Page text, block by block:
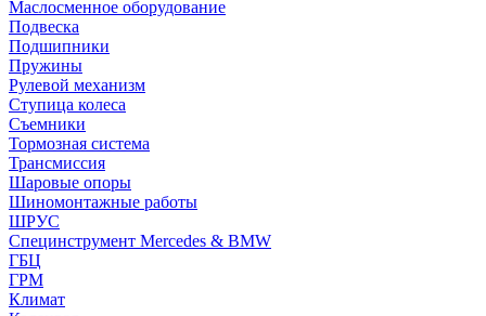
Маслосменное оборудование
Подвеска
Подшипники
Пружины
Рулевой механизм
Ступица колеса
Съемники
Тормозная система
Трансмиссия
Шаровые опоры
Шиномонтажные работы
ШРУС
Специнструмент Mercedes & BMW
ГБЦ
ГРМ
Климат